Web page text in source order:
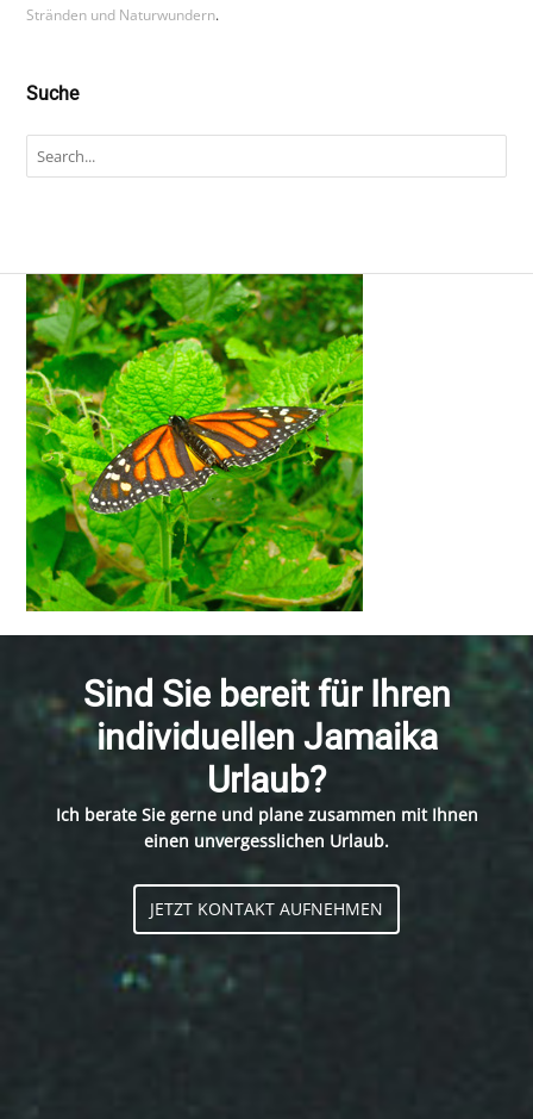
Stränden und Naturwundern.
Suche
Sind Sie bereit für Ihren
individuellen Jamaika
Urlaub?
Ich berate Sie gerne und plane zusammen mit Ihnen
einen unvergesslichen Urlaub.
JETZT KONTAKT AUFNEHMEN